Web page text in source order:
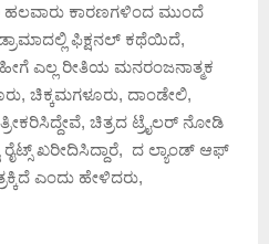
ಹಲವಾರು ಕಾರಣಗಳಿಂದ ಮುಂದೆ
ಫಿಕ್ಷನಲ್ ಕಥೆಯಿದೆ,
ಎಲ್ಲ ರೀತಿಯ ಮನರಂಜನಾತ್ಮಕ
ಚಿಕ್ಕಮಗಳೂರು, ದಾಂಡೇಲಿ,
ಚಿತ್ರದ ಟ್ರೈಲರ್ ನೋಡಿ
ರೈಟ್ಸ್ ಖರೀದಿಸಿದ್ದಾರೆ, ದ ಲ್ಯಾಂಡ್ ಆಫ್
ಎಂದು ಹೇಳಿದರು,